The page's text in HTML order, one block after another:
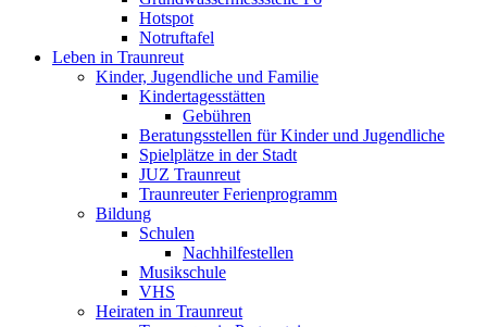
Hotspot
Notruftafel
Leben in Traunreut
Kinder, Jugendliche und Familie
Kindertagesstätten
Gebühren
Beratungsstellen für Kinder und Jugendliche
Spielplätze in der Stadt
JUZ Traunreut
Traunreuter Ferienprogramm
Bildung
Schulen
Nachhilfestellen
Musikschule
VHS
Heiraten in Traunreut